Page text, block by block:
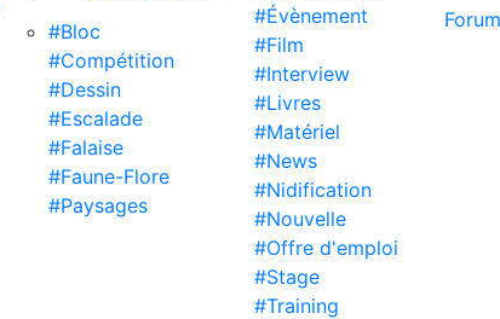
#Bloc
#Compétition
#Dessin
#Escalade
#Falaise
#Faune-Flore
#Paysages
#Évènement
#Film
#Interview
#Livres
#Matériel
#News
#Nidification
#Nouvelle
#Offre d'emploi
#Stage
#Training
Forum